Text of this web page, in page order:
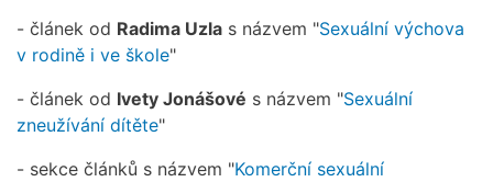
- článek od Radima Uzla s názvem "Sexuální výchova
v rodině i ve škole"
- článek od Ivety Jonášové s názvem "Sexuální
zneužívání dítěte"
- sekce článků s názvem "Komerční sexuální